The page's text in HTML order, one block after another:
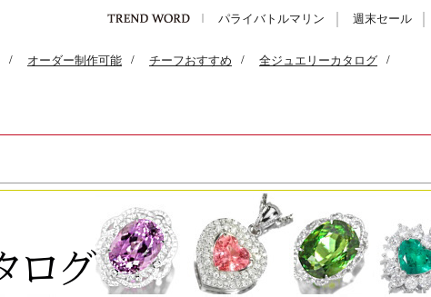
パライバトルマリン 週末セール
/ オーダー制作可能 / チーフおすすめ / 全ジュエリーカタログ /